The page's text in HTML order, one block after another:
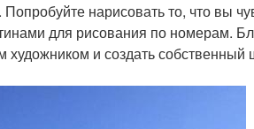
нарисовать то, что вы
для рисования по номерам.
и создать